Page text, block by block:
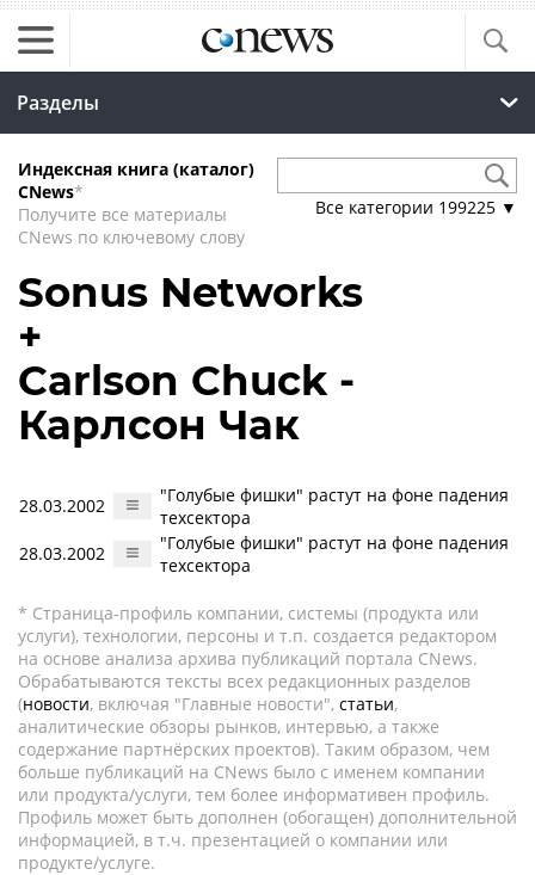
Разделы
Индексная книга (каталог)
CNews*
Получите все материалы
CNews по ключевому слову
Все категории 199225 ▼
Sonus Networks
+
Carlson Chuck -
Карлсон Чак
28.03.2002
"Голубые фишки" растут на фоне падения
техсектора
28.03.2002
"Голубые фишки" растут на фоне падения
техсектора
* Страница-профиль компании, системы (продукта или
услуги), технологии, персоны и т.п. создается редактором
на основе анализа архива публикаций портала CNews.
Обрабатываются тексты всех редакционных разделов
(новости, включая "Главные новости", статьи,
аналитические обзоры рынков, интервью, а также
содержание партнёрских проектов). Таким образом, чем
больше публикаций на CNews было с именем компании
или продукта/услуги, тем более информативен профиль.
Профиль может быть дополнен (обогащен) дополнительной
информацией, в т.ч. презентацией о компании или
продукте/услуге.